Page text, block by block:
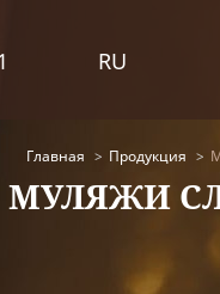
RU
Главная Продукция
МУЛЯЖИ